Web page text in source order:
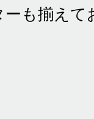
ーも揃え